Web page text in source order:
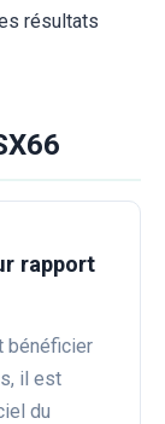
résultats
rapport
bénéficier
il est
du